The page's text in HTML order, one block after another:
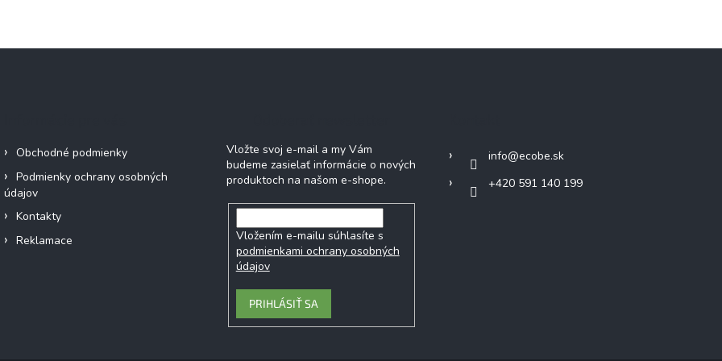
Obchodné podmienky
Podmienky ochrany osobných
údajov
Kontakty
Reklamace
Vložte svoj e-mail a my Vám
budeme zasielať informácie o nových
produktoch na našom e-shope.
Vložením e-mailu súhlasíte s
podmienkami ochrany osobných
údajov
PRIHLÁSIŤ SA
info@ecobe.sk
+420 591 140 199